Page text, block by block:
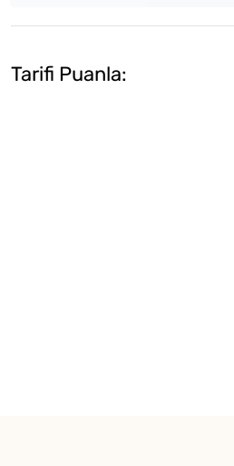
Tarifi Puanla: